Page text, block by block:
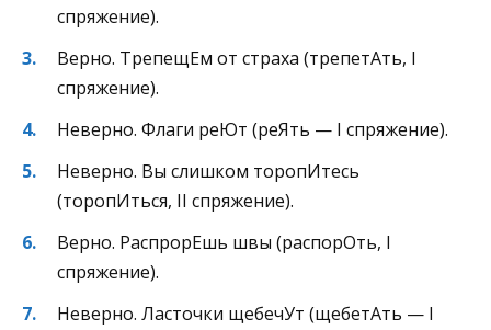
спряжение).
Верно. ТрепещЕм от страха (трепетАть, I
спряжение).
Неверно. Флаги реЮт (реЯть — I спряжение).
Неверно. Вы слишком торопИтесь
(торопИться, II спряжение).
Верно. РаспрорЕшь швы (распорОть, I
спряжение).
Неверно. Ласточки щебечУт (щебетАть — I